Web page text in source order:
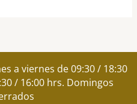
a viernes de 09:30 / 18:30
/ 16:00 hrs. Domingos